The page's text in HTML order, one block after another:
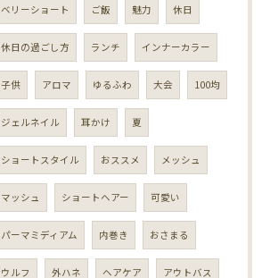
ベリーショート ご飯 魅力 休日
休日の過ごし方 ランチ インナーカラー
子供 アロマ ゆるふわ 大会 100均
ジェルネイル 耳かけ 夏
ショートスタイル おススメ メッシュ
マッシュ ショートヘアー 可愛い
パーマミディアム 内巻き おさまる
ウルフ 外ハネ ヘアケア アウトバス